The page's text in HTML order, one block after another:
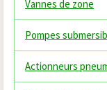
Vannes de zone
Pompes
Actionneurs